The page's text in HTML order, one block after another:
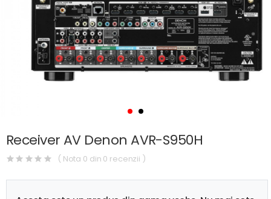
Receiver AV Denon AVR-S950H
( Nota 0 din 0 recenzii )